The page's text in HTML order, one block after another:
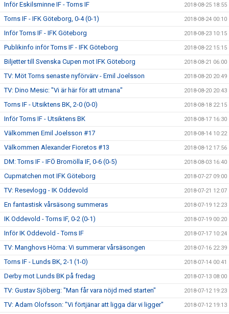
Inför Eskilsminne IF - Torns IF 2018-08-25 18:55
Torns IF - IFK Göteborg, 0-4 (0-1) 2018-08-24 00:10
Inför Torns IF - IFK Göteborg 2018-08-23 10:15
Publikinfo inför Torns IF - IFK Göteborg 2018-08-22 15:15
Biljetter till Svenska Cupen mot IFK Göteborg 2018-08-21 06:00
TV: Möt Torns senaste nyförvärv - Emil Joelsson 2018-08-20 20:49
TV: Dino Mesic: "Vi är här för att utmana" 2018-08-20 20:43
Torns IF - Utsiktens BK, 2-0 (0-0) 2018-08-18 22:15
Inför Torns IF - Utsiktens BK 2018-08-17 16:30
Välkommen Emil Joelsson #17 2018-08-14 10:22
Välkommen Alexander Fioretos #13 2018-08-12 17:56
DM: Torns IF - IFÖ Bromölla IF, 0-6 (0-5) 2018-08-03 16:40
Cupmatchen mot IFK Göteborg 2018-07-27 09:00
TV: Resevlogg - IK Oddevold 2018-07-21 12:07
En fantastisk vårsäsong summeras 2018-07-19 12:23
IK Oddevold - Torns IF, 0-2 (0-1) 2018-07-19 00:20
Inför IK Oddevold - Torns IF 2018-07-17 10:24
TV: Manghovs Hörna: Vi summerar vårsäsongen 2018-07-16 22:39
Torns IF - Lunds BK, 2-1 (1-0) 2018-07-14 00:41
Derby mot Lunds BK på fredag 2018-07-13 08:00
TV: Gustav Sjöberg: "Man får vara nöjd med starten" 2018-07-12 19:23
TV: Adam Olofsson: "Vi förtjänar att ligga där vi ligger" 2018-07-12 19:13